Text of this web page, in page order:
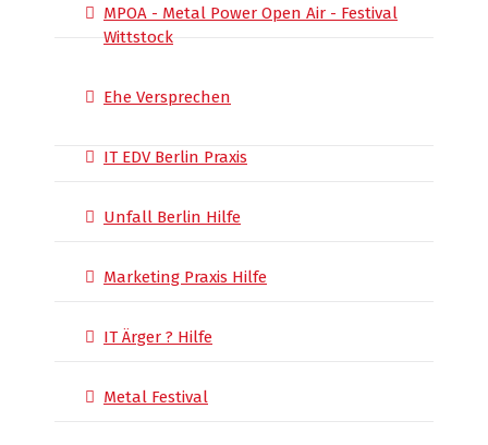
MPOA - Metal Power Open Air - Festival
Wittstock
Ehe Versprechen
IT EDV Berlin Praxis
Unfall Berlin Hilfe
Marketing Praxis Hilfe
IT Ärger ? Hilfe
Metal Festival